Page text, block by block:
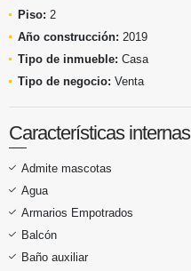
Piso: 2
Año construcción: 2019
Tipo de inmueble: Casa
Tipo de negocio: Venta
Características internas
Admite mascotas
Agua
Armarios Empotrados
Balcón
Baño auxiliar